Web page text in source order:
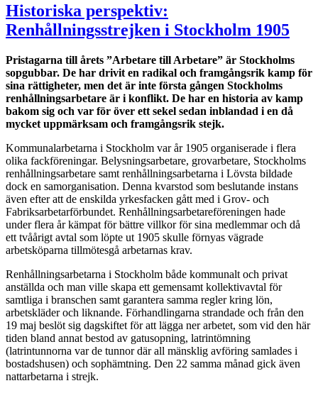
Historiska perspektiv:
Renhållningsstrejken i Stockholm 1905
Pristagarna till årets ”Arbetare till Arbetare” är Stockholms
sopgubbar. De har drivit en radikal och framgångsrik kamp för
sina rättigheter, men det är inte första gången Stockholms
renhållningsarbetare är i konflikt. De har en historia av kamp
bakom sig och var för över ett sekel sedan inblandad i en då
mycket uppmärksam och framgångsrik stejk.
Kommunalarbetarna i Stockholm var år 1905 organiserade i flera
olika fackföreningar. Belysningsarbetare, grovarbetare, Stockholms
renhållningsarbetare samt renhållningsarbetarna i Lövsta bildade
dock en samorganisation. Denna kvarstod som beslutande instans
även efter att de enskilda yrkesfacken gått med i Grov- och
Fabriksarbetarförbundet. Renhållningsarbetareföreningen hade
under flera år kämpat för bättre villkor för sina medlemmar och då
ett tvåårigt avtal som löpte ut 1905 skulle förnyas vägrade
arbetsköparna tillmötesgå arbetarnas krav.
Renhållningsarbetarna i Stockholm både kommunalt och privat
anställda och man ville skapa ett gemensamt kollektivavtal för
samtliga i branschen samt garantera samma regler kring lön,
arbetskläder och liknande. Förhandlingarna strandade och från den
19 maj beslöt sig dagskiftet för att lägga ner arbetet, som vid den här
tiden bland annat bestod av gatusopning, latrintömning
(latrintunnorna var de tunnor där all mänsklig avföring samlades i
bostadshusen) och sophämtning. Den 22 samma månad gick även
nattarbetarna i strejk.